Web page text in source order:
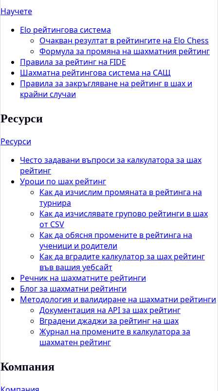
Научете
Elo рейтингова система
Очакван резултат в рейтингите на Elo Chess
Формула за промяна на шахматния рейтинг
Правила за рейтинг на FIDE
Шахматна рейтингова система на САЩ
Правила за закръгляване на рейтинг в шах и
крайни случаи
Ресурси
Ресурси
Често задавани въпроси за калкулатора за шах
рейтинг
Уроци по шах рейтинг
Как да изчислим промяната в рейтинга на
турнира
Как да изчислявате групово рейтинги в шах
от CSV
Как да обясня промените в рейтинга на
ученици и родители
Как да вградите калкулатор за шах рейтинг
във вашия уебсайт
Речник на шахматните рейтинги
Блог за шахматни рейтинги
Методология и валидиране на шахматни рейтинги
Документация на API за шах рейтинг
Вградени джаджи за рейтинг на шах
Журнал на промените в калкулатора за
шахматен рейтинг
Компания